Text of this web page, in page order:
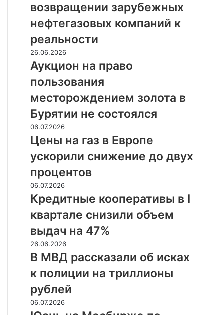
возвращении
зарубежных
нефтегазовых
компаний
к
реальности
возвращении зарубежных
нефтегазовых компаний к
реальности
Аукцион
на
право
пользования
месторождением
золота
в
Бурятии
не
состоялся
26.06.2026
Аукцион на право
пользования
месторождением золота в
Бурятии не состоялся
Цены
на
газ
в
Европе
ускорили
снижение
до
двух
процентов
06.07.2026
Цены на газ в Европе
ускорили снижение до двух
процентов
Кредитные
кооперативы
квартале
снизили
объем
выдач
на
47%
06.07.2026
Кредитные кооперативы в I
квартале снизили объем
выдач на 47%
В
МВД
рассказали
об
исках
к
полиции
26.06.2026
В МВД рассказали об исках
к полиции на триллионы
рублей
Юань
на
06.07.2026